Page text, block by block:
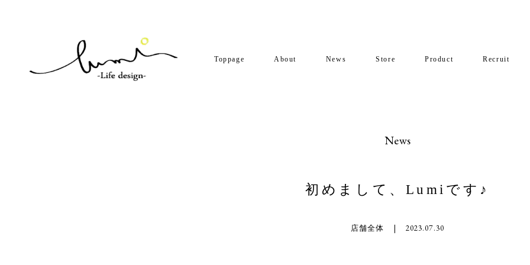
Toppage About News Store Product Recruit
News
初めまして、Lumiです♪
店舗全体 | 2023.07.30